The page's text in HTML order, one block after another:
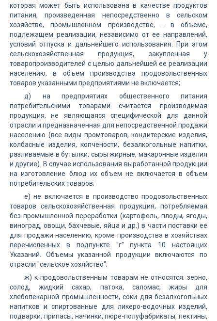
которая может быть использована в качестве продуктов
питания, произведенная непосредственно в сельском
хозяйстве, промышленном производстве, - в объеме,
подлежащем реализации, независимо от ее направлений,
условий отпуска и дальнейшего использования. При этом
сельскохозяйственная продукция, закупленная у
товаропроизводителей с целью дальнейшей ее реализации
населению, в объем производства продовольственных
товаров указанными предприятиями не включается;
д) на предприятиях общественного питания
потребительскими товарами считается производимая
продукция, не являющаяся специфической для данной
отрасли и предназначенная для непосредственной продажи
населению (все виды промтоваров, кондитерские изделия,
колбасные изделия, копчености, безалкогольные напитки,
разливаемые в бутылки, сыры жирные, макаронные изделия
и другие). В случае использования выработанной продукции
на изготовление блюд их объем не включается в объем
потребительских товаров;
е) не включается в производство продовольственных
товаров сельскохозяйственная продукция, потребляемая
без промышленной переработки (картофель, плоды, ягоды,
виноград, овощи, бахчевые, яйца и др.) в части поставки ее
для продажи населению, кроме производства в хозяйствах
перечисленных в подпункте "г" пункта 10 настоящих
Указаний. Объемы указанной продукции включаются по
отрасли "сельское хозяйство";
ж) к продовольственным товарам не относятся: зерно,
солод, жидкий сахар, патока, саломас, жиры для
хлебопекарной промышленности, соки для безалкогольных
напитков и спиртованные для ликеро-водочных изделий,
подварки, припасы, начинки, пюре-полуфабрикаты, пектины,